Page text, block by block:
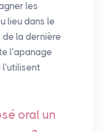
les
lieu dans le
de la dernière
l’apanage
oral un